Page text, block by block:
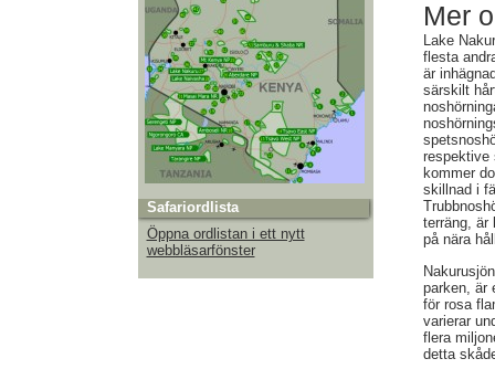
Safariordlista
Öppna ordlistan i ett nytt
webbläsarfönster
Mer
Lake
flesta
är
särskilt
respektive
kommer
skillnad i
terräng, är
på nära
parken, är
för rosa
varierar
flera
detta